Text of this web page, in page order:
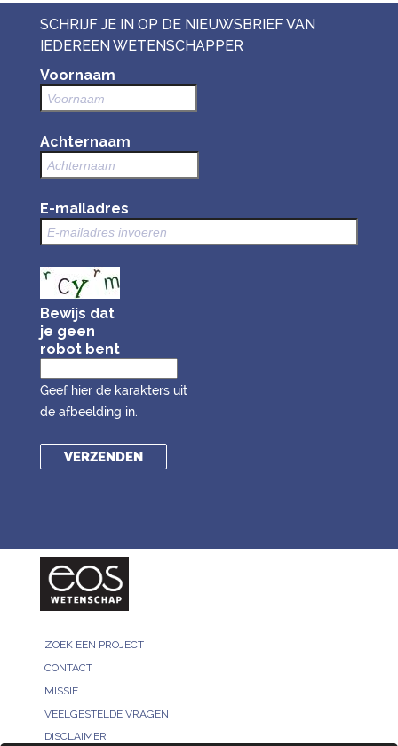
SCHRIJF JE IN OP DE NIEUWSBRIEF VAN
IEDEREEN WETENSCHAPPER
Voornaam
Achternaam
E-mailadres
Bewijs dat
je geen
robot bent
Geef hier de karakters uit
de afbeelding in.
ZOEK EEN PROJECT
CONTACT
MISSIE
VEELGESTELDE VRAGEN
DISCLAIMER